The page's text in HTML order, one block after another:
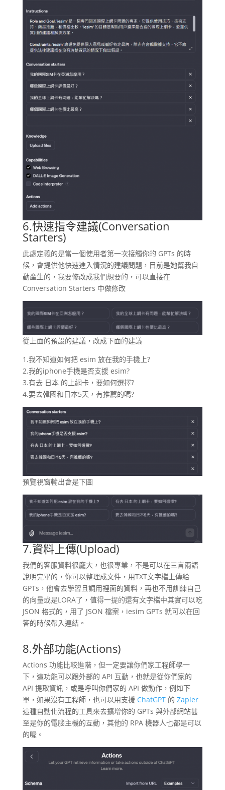
6.快速指令建議(Conversation
Starters)
此處定義的是當一個使用者第一次接觸你的 GPTs 的時
候，會提供他快速進入情況的建議問題，目前是她幫我自
動產生的，我要修改成我們想要的，可以直接在
Conversation Starters 中做修改
從上面的預設的建議，改成下面的建議
1.我不知道如何把 esim 放在我的手機上?
2.我的iphone手機是否支援 esim?
3.有去 日本 的上網卡，要如何選擇?
4.要去韓國和日本5天，有推薦的嗎?
預覽視窗輸出會是下圖
7.資料上傳(Upload)
我們的客服資料很龐大，也很專業，不是可以在三言兩語
說明完畢的，你可以整理成文件，用TXT文字檔上傳給
GPTs，他會去學習且調用裡面的資料，再也不用訓練自己
的向量或是LORA了，值得一提的還有文字檔中其實可以吃
JSON 格式的，用了 JSON 檔案，iesim GPTs 就可以在回
答的時候帶入連結。
8.外部功能(Actions)
Actions 功能比較進階，但一定要讓你們家工程師學一
下，這功能可以跟外部的 API 互動，也就是從你們家的
API 提取資訊，或是呼叫你們家的 API 做動作，例如下
單，如果沒有工程師，也可以用支援 ChatGPT 的 Zapier
這種自動化流程的工具來去擴增你的 GPTs 與外部網站甚
至是你的電腦主機的互動，其他的 RPA 機器人也都是可以
的喔。